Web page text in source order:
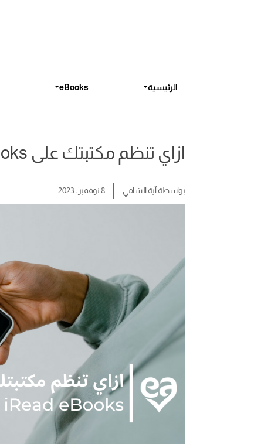
الرئيسية eBooks
ازاي تنظم مكتبتك على iRead eBooks
بواسطةآية الشامي 8 نوفمبر، 2023